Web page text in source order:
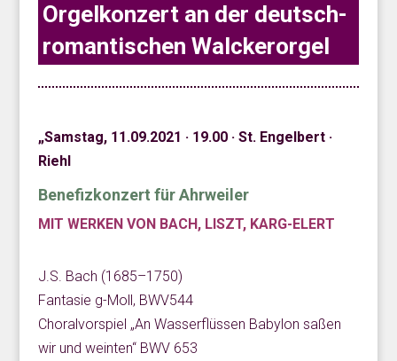
Orgelkonzert an der deutsch-
romantischen Walckerorgel
„Samstag, 11.09.2021 · 19.00 · St. Engelbert ·
Riehl
Benefizkonzert für Ahrweiler
MIT WERKEN VON BACH, LISZT, KARG-ELERT
J.S. Bach (1685–1750)
Fantasie g-Moll, BWV544
Choralvorspiel „An Wasserflüssen Babylon saßen
wir und weinten“ BWV 653